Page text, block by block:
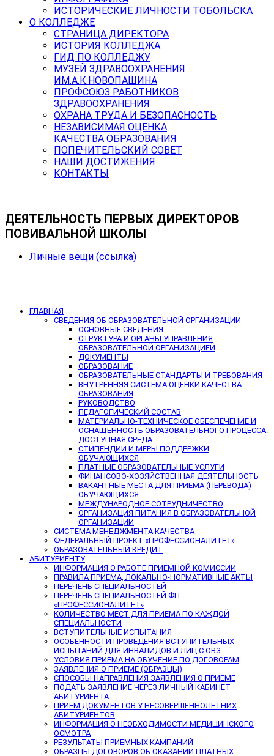
ИСТОРИЧЕСКИЕ ЛИЧНОСТИ ТОБОЛЬСКА
О КОЛЛЕДЖЕ
СТРАНИЦА ДИРЕКТОРА
ИСТОРИЯ КОЛЛЕДЖА
ГИД ПО КОЛЛЕДЖУ
МУЗЕЙ ЗДРАВООХРАНЕНИЯ
ИМ.А.К.НОВОПАШИНА
ПРОФСОЮЗ РАБОТНИКОВ
ЗДРАВООХРАНЕНИЯ
ОХРАНА ТРУДА И БЕЗОПАСНОСТЬ
НЕЗАВИСИМАЯ ОЦЕНКА
КАЧЕСТВА ОБРАЗОВАНИЯ
ПОПЕЧИТЕЛЬСКИЙ СОВЕТ
НАШИ ДОСТИЖЕНИЯ
КОНТАКТЫ
ДЕЯТЕЛЬНОСТЬ ПЕРВЫХ ДИРЕКТОРОВ
ПОВИВАЛЬНОЙ ШКОЛЫ
Личные вещи (ссылка)
ГЛАВНАЯ
СВЕДЕНИЯ ОБ ОБРАЗОВАТЕЛЬНОЙ ОРГАНИЗАЦИИ
ОСНОВНЫЕ СВЕДЕНИЯ
СТРУКТУРА И ОРГАНЫ УПРАВЛЕНИЯ
ОБРАЗОВАТЕЛЬНОЙ ОРГАНИЗАЦИЕЙ
ДОКУМЕНТЫ
ОБРАЗОВАНИЕ
ОБРАЗОВАТЕЛЬНЫЕ СТАНДАРТЫ И ТРЕБОВАНИЯ
ВНУТРЕННЯЯ СИСТЕМА ОЦЕНКИ КАЧЕСТВА
ОБРАЗОВАНИЯ
РУКОВОДСТВО
ПЕДАГОГИЧЕСКИЙ СОСТАВ
МАТЕРИАЛЬНО-ТЕХНИЧЕСКОЕ ОБЕСПЕЧЕНИЕ И
ОСНАЩЕННОСТЬ ОБРАЗОВАТЕЛЬНОГО ПРОЦЕССА.
ДОСТУПНАЯ СРЕДА
СТИПЕНДИИ И МЕРЫ ПОДДЕРЖКИ
ОБУЧАЮЩИХСЯ
ПЛАТНЫЕ ОБРАЗОВАТЕЛЬНЫЕ УСЛУГИ
ФИНАНСОВО-ХОЗЯЙСТВЕННАЯ ДЕЯТЕЛЬНОСТЬ
ВАКАНТНЫЕ МЕСТА ДЛЯ ПРИЕМА (ПЕРЕВОДА)
ОБУЧАЮЩИХСЯ
МЕЖДУНАРОДНОЕ СОТРУДНИЧЕСТВО
ОРГАНИЗАЦИЯ ПИТАНИЯ В ОБРАЗОВАТЕЛЬНОЙ
ОРГАНИЗАЦИИ
СИСТЕМА МЕНЕДЖМЕНТА КАЧЕСТВА
ФЕДЕРАЛЬНЫЙ ПРОЕКТ «ПРОФЕССИОНАЛИТЕТ»
ОБРАЗОВАТЕЛЬНЫЙ КРЕДИТ
АБИТУРИЕНТУ
ИНФОРМАЦИЯ О РАБОТЕ ПРИЕМНОЙ КОМИССИИ
ПРАВИЛА ПРИЕМА, ЛОКАЛЬНО-НОРМАТИВНЫЕ АКТЫ
ПЕРЕЧЕНЬ СПЕЦИАЛЬНОСТЕЙ
ПЕРЕЧЕНЬ СПЕЦИАЛЬНОСТЕЙ ФП
«ПРОФЕССИОНАЛИТЕТ»
КОЛИЧЕСТВО МЕСТ ДЛЯ ПРИЕМА ПО КАЖДОЙ
СПЕЦИАЛЬНОСТИ
ВСТУПИТЕЛЬНЫЕ ИСПЫТАНИЯ
ОСОБЕННОСТИ ПРОВЕДЕНИЯ ВСТУПИТЕЛЬНЫХ
ИСПЫТАНИЙ ДЛЯ ИНВАЛИДОВ И ЛИЦ С ОВЗ
УСЛОВИЯ ПРИЕМА НА ОБУЧЕНИЕ ПО ДОГОВОРАМ
ЗАЯВЛЕНИЯ О ПРИЕМЕ (ОБРАЗЦЫ)
СПОСОБЫ НАПРАВЛЕНИЯ ЗАЯВЛЕНИЯ О ПРИЕМЕ
ПОДАТЬ ЗАЯВЛЕНИЕ ЧЕРЕЗ ЛИЧНЫЙ КАБИНЕТ
АБИТУРИЕНТА
ПРИЕМ ДОКУМЕНТОВ У НЕСОВЕРШЕННОЛЕТНИХ
АБИТУРИЕНТОВ
ИНФОРМАЦИЯ О НЕОБХОДИМОСТИ МЕДИЦИНСКОГО
ОСМОТРА
РЕЗУЛЬТАТЫ ПРИЕМНЫХ КАМПАНИЙ
ОБРАЗЦЫ ДОГОВОРОВ ОБ ОКАЗАНИИ ПЛАТНЫХ